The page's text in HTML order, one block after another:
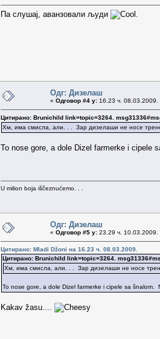
Па слушај, аванзовали људи
Одг: Дизелаш
« Одговор #4 у: 16.23 ч. 08.03.2009.
Цитирано: Brunichild link=topic=3264.
Хм, има смисла, али. . . Зар дизелаши не носе
To nose gore, a dole Dizel farmerke i cipele
U milion boja iščeznućemo. . .
Одг: Дизелаш
« Одговор #5 у: 23.29 ч. 10.03.2009.
Цитирано: Mladi Džoni на 16.23 ч. 08.03.2009.
Цитирано: Brunichild link=topic=3264.
Хм, има смисла, али. . . Зар дизелаши не носе
To nose gore, a dole Dizel farmerke i cipele sa šnalom.
Kakav žasu....